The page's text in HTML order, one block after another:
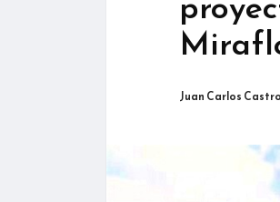
Juan Carlos Castro